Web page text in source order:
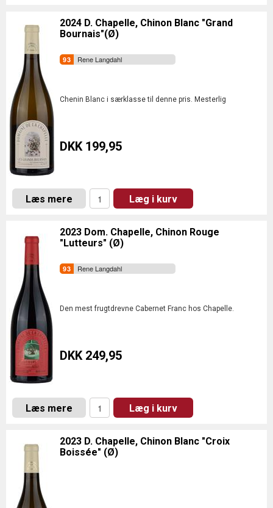
2024 D. Chapelle, Chinon Blanc "Grand
Bournais"(Ø)
Rene Langdahl
Chenin Blanc i særklasse til denne pris. Mesterlig
DKK 199,95
Læs mere Læg i kurv
2023 Dom. Chapelle, Chinon Rouge
"Lutteurs" (Ø)
Rene Langdahl
Den mest frugtdrevne Cabernet Franc hos Chapelle.
DKK 249,95
Læs mere Læg i kurv
2023 D. Chapelle, Chinon Blanc "Croix
Boissée" (Ø)